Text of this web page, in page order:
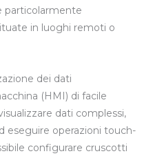
particolarmente
in luoghi remoti o
dei dati
(HMI) di facile
dati complessi,
eseguire operazioni touch-
configurare cruscotti